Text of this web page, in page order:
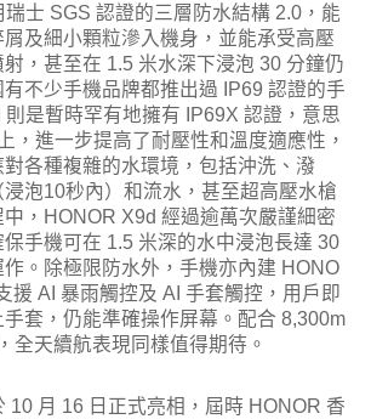
士 SGS 認證的三層防水結構 2.0，能
及細小顆粒滲入機身，並能承受高壓
，甚至在 1.5 米水深下浸泡 30 分鐘仍
不少手機品牌都推出過 IP69 認證的手
是暫時罕有地擁有 IP69X 認證，意思
，進一步提高了耐壓性和溫度適應性，
各種複雜的水環境，包括沖洗、潑
泡10秒內）和流水，甚至超高壓水槍
，HONOR X9d 經過逾萬次嚴謹細密
手機可在 1.5 米深的水中浸泡長達 30
。除極限防水外，手機亦內建 HONO
援 AI 暴雨觸控及 AI 手套觸控，用戶即
套，仍能準確操作屏幕。配合 8,300m
全天續航表現同樣值得期待。
10 月 16 日正式亮相，屆時 HONOR 香